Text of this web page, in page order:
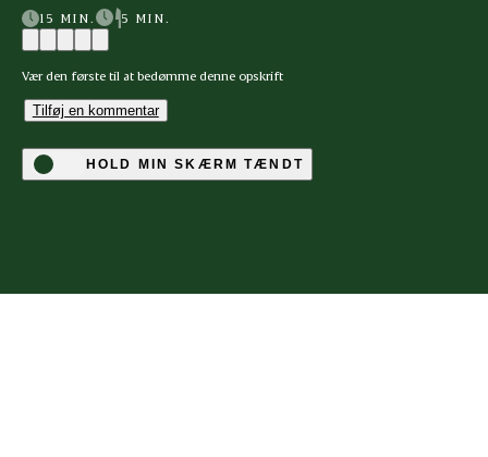
15 MIN. 5 MIN.
Vær den første til at bedømme denne opskrift
Tilføj en kommentar
HOLD MIN SKÆRM TÆNDT